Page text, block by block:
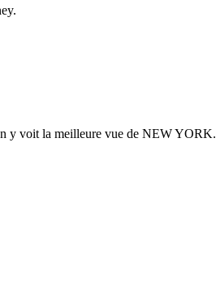
y voit la meilleure vue de NEW YORK.